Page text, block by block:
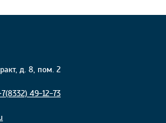
д. 8, пом. 2
49-12-73